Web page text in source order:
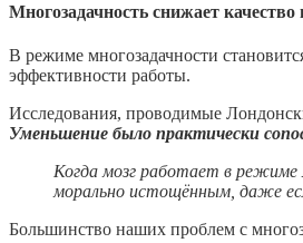
Многозадачность снижает
В режиме многозадачности
эффективности работы.
Исследования, проводимые
Уменьшение было практически
Когда мозг работает в режиме
морально истощённым, даже
Большинство наших проблем с